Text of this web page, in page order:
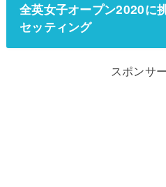
全英女子オープン2020に
セッティング
スポンサ